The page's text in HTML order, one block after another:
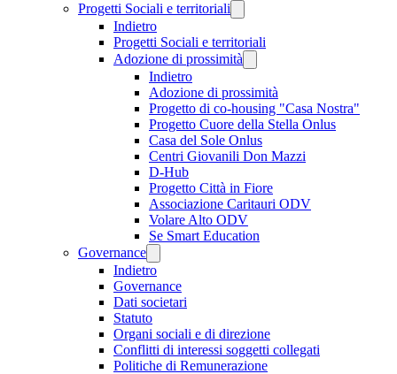
Progetti Sociali e territoriali
Indietro
Progetti Sociali e territoriali
Adozione di prossimità
Indietro
Adozione di prossimità
Progetto di co-housing "Casa Nostra"
Progetto Cuore della Stella Onlus
Casa del Sole Onlus
Centri Giovanili Don Mazzi
D-Hub
Progetto Città in Fiore
Associazione Caritauri ODV
Volare Alto ODV
Se Smart Education
Governance
Indietro
Governance
Dati societari
Statuto
Organi sociali e di direzione
Conflitti di interessi soggetti collegati
Politiche di Remunerazione